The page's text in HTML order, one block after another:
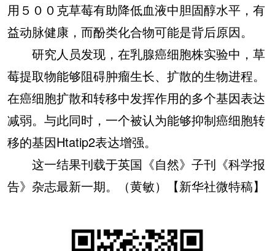
用５００克草莓有助降低血液中胆固醇水平，有
益动脉健康，而酚类化合物可能是背后原因。
研究人员发现，在乳腺癌细胞株实验中，草
莓提取物能够阻碍肿瘤生长、扩散的生物进程。
在癌细胞扩散和转移中发挥作用的多个基因表达
减弱。与此同时，一个被认为能够抑制癌细胞转
移的基因Htatip2表达增强。
这一结果刊载于英国《自然》子刊《科学报
告》杂志最新一期。（黄敏）【新华社微特稿】